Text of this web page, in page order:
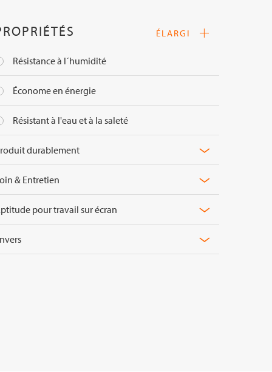
ÉLARGI
Résistance à l´humidité
Économe en énergie
Résistant à l'eau et à la saleté
durablement
& Entretien
pour travail sur écran
Máteriel
Réflexion
de la
Transmission